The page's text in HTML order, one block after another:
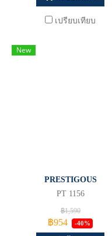
เปรียบเทียบ
New
PRESTIGOUS
PT 1156
฿1,590
฿954 -40%